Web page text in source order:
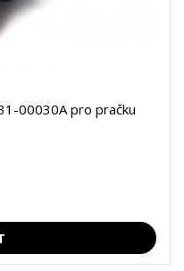
00030A pro pračku